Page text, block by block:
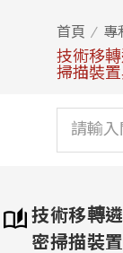
首頁 專
技術移
掃描裝
技術移轉
密掃描裝